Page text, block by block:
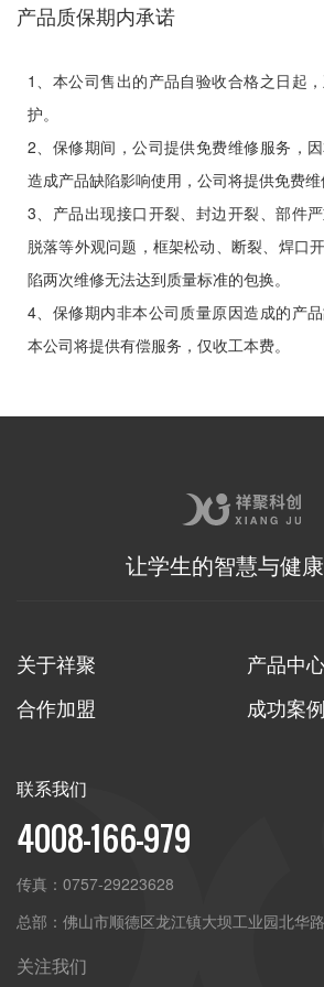
产品质保期内承诺
1、本公司售出的产品自验收合格之日起
护。
2、保修期间，公司提供免费维修服务，
造成产品缺陷影响使用，公司将提供免费维
3、产品出现接口开裂、封边开裂、部件严
脱落等外观问题，框架松动、断裂、焊口
陷两次维修无法达到质量标准的包换。
4、保修期内非本公司质量原因造成的产品
本公司将提供有偿服务，仅收工本费。
让学生的智慧与健
关于祥聚
产品中
合作加盟
成功案例
联系我们
4008-166-979
传真： 0757-29223628
总部： 佛山市顺德区龙江镇大坝工业园北华
关注我们